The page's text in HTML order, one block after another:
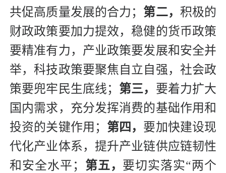
共促高质量发展的合力； 第二， 积极的
财政政策要加力提效，稳健的货币政策
要精准有力，产业政策要发展和安全并
举，科技政策要聚焦自立自强，社会政
策要兜牢民生底线； 第三， 要着力扩大
国内需求，充分发挥消费的基础作用和
投资的关键作用； 第四， 要加快建设现
代化产业体系，提升产业链供应链韧性
和安全水平； 第五， 要切实落实“两个